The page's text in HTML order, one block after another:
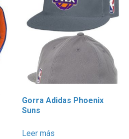
Gorra Adidas Phoenix
Suns
Leer más